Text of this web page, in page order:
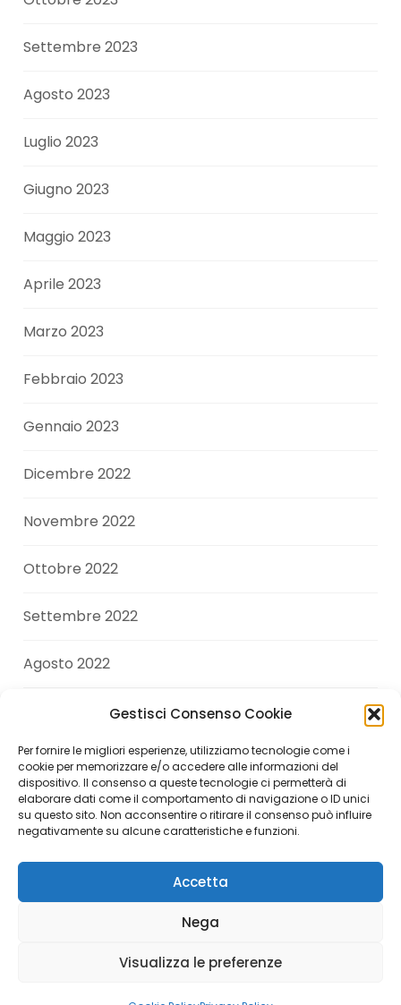
Gestisci Consenso Cookie
Per fornire le migliori esperienze, utilizziamo tecnologie come i
cookie per memorizzare e/o accedere alle informazioni del
dispositivo. Il consenso a queste tecnologie ci permetterà di
elaborare dati come il comportamento di navigazione o ID unici
su questo sito. Non acconsentire o ritirare il consenso può influire
negativamente su alcune caratteristiche e funzioni.
Accetta
Nega
Visualizza le preferenze
Settembre 2023
Agosto 2023
Luglio 2023
Giugno 2023
Maggio 2023
Aprile 2023
Marzo 2023
Febbraio 2023
Gennaio 2023
Dicembre 2022
Novembre 2022
Ottobre 2022
Settembre 2022
Agosto 2022
Giugno 2022
Aprile 2022
Copyright © 2026 Andrea Di Giuseppe. All Rights
Reserved.